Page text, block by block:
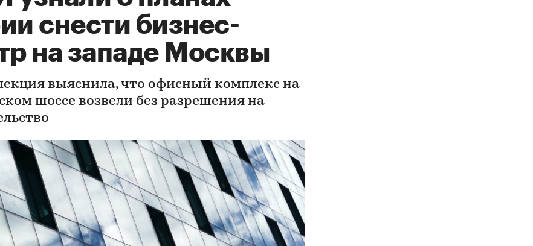
снести бизнес-
на западе Москвы
выяснила, что офисный комплекс на
шоссе возвели без разрешения на